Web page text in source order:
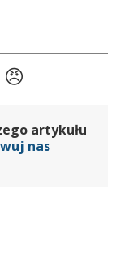
artykułu
nas